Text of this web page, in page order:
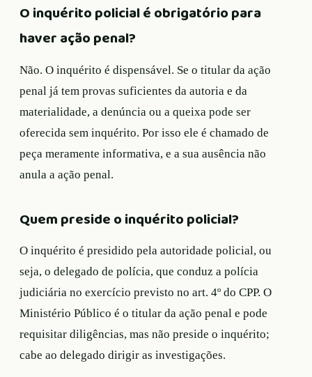
O inquérito policial é obrigatório para
haver ação penal?
Não. O inquérito é dispensável. Se o titular da ação
penal já tem provas suficientes da autoria e da
materialidade, a denúncia ou a queixa pode ser
oferecida sem inquérito. Por isso ele é chamado de
peça meramente informativa, e a sua ausência não
anula a ação penal.
Quem preside o inquérito policial?
O inquérito é presidido pela autoridade policial, ou
seja, o delegado de polícia, que conduz a polícia
judiciária no exercício previsto no art. 4º do CPP. O
Ministério Público é o titular da ação penal e pode
requisitar diligências, mas não preside o inquérito;
cabe ao delegado dirigir as investigações.